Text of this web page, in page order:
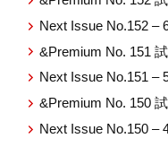
Next Issue No.152 –
&Premium No. 151
Next Issue No.151 –
&Premium No. 150
Next Issue No.150 –